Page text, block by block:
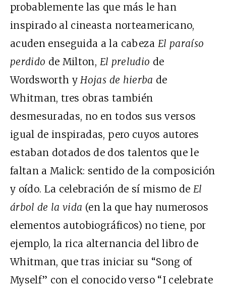
probablemente las que más le han
inspirado al cineasta norteamericano,
acuden enseguida a la cabeza El paraíso
perdido de Milton, El preludio de
Wordsworth y Hojas de hierba de
Whitman, tres obras también
desmesuradas, no en todos sus versos
igual de inspiradas, pero cuyos autores
estaban dotados de dos talentos que le
faltan a Malick: sentido de la composición
y oído. La celebración de sí mismo de El
árbol de la vida (en la que hay numerosos
elementos autobiográficos) no tiene, por
ejemplo, la rica alternancia del libro de
Whitman, que tras iniciar su “Song of
Myself” con el conocido verso “I celebrate